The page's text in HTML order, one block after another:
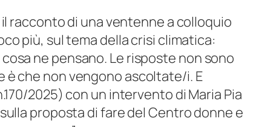
racconto di una ventenne a colloquio
più, sul tema della crisi climatica:
ne pensano. Le risposte non sono
che non vengono ascoltate/i. E
2025) con un intervento di Maria Pia
proposta di fare del Centro donne e